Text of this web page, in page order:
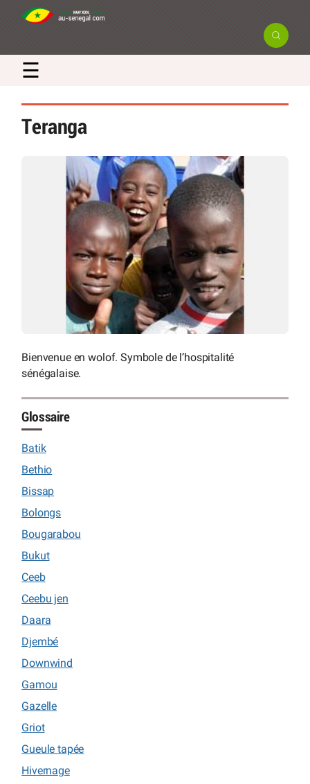
☰
Teranga
Bienvenue en wolof. Symbole de l’hospitalité
sénégalaise.
Glossaire
Batik
Bethio
Bissap
Bolongs
Bougarabou
Bukut
Ceeb
Ceebu jen
Daara
Djembé
Downwind
Gamou
Gazelle
Griot
Gueule tapée
Hivernage